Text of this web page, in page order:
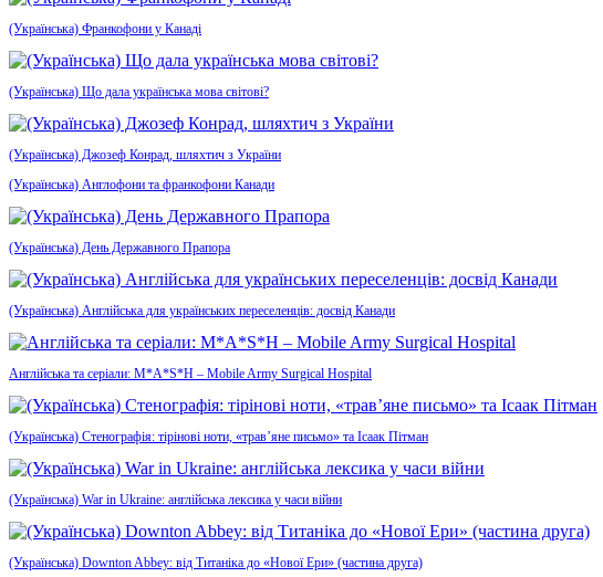
(Українська) Франкофони у Канаді
(Українська) Що дала українська мова світові?
(Українська) Джозеф Конрад, шляхтич з України
(Українська) Англофони та франкофони Канади
(Українська) День Державного Прапора
(Українська) Англійська для українських переселенців: досвід Канади
Англійська та серіали: M*A*S*H – Mobile Army Surgical Hospital
(Українська) Стенографія: тірінові ноти, «трав’яне письмо» та Ісаак Пітман
(Українська) War in Ukraine: англійська лексика у часи війни
(Українська) Downton Abbey: від Титаніка до «Нової Ери» (частина друга)